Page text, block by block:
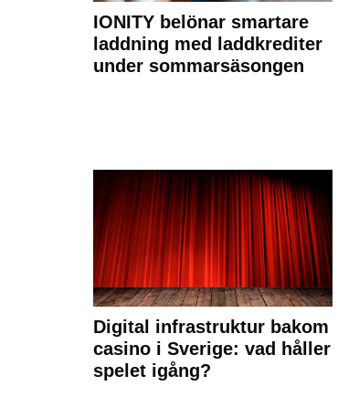
IONITY belönar smartare
laddning med laddkrediter
under sommarsäsongen
Digital infrastruktur bakom
casino i Sverige: vad håller
spelet igång?